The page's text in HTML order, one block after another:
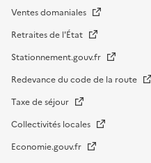
Ventes domaniales
Retraites de l'État
Stationnement.gouv.fr
Redevance du code de la route
Taxe de séjour
Collectivités locales
Economie.gouv.fr